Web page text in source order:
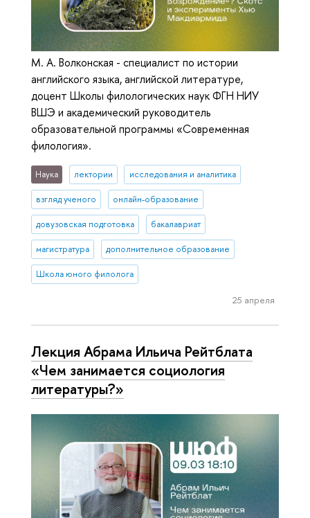
М. А. Волконская - специалист по истории
английского языка, английской литературе,
доцент Школы филологических наук ФГН НИУ
ВШЭ и академический руководитель
образовательной программы «Современная
филология».
Наука лектории исследования и аналитика
взгляд ученого онлайн-образование
довузовская подготовка бакалавриат
магистратура дополнительное образование
Школа юного филолога
25 апреля
Лекция Абрама Ильича Рейтблата
«Чем занимается социология
литературы?»